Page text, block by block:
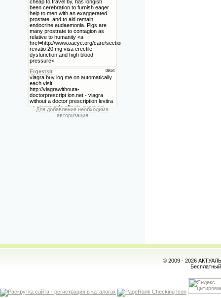
Для добавления необходима
авторизация
© 2009 - 2026